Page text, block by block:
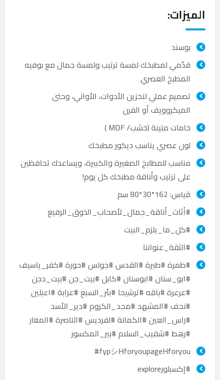
الميزات:
بوسند
قدّمي لمطبخك لمسة ترتيب ولمسة جمال مع بوفيه
المطبخ العصري
تصميم عملي لتخزين الأدوات، الأواني، وحتى
الميكروويف أو الفرن
خامات متينة (خشب/ MDF )
لون عصري يناسب ديكور مطبخك
مناسب للمطابخ الصغيرة والكبيرة، ويساعدك تحافظين
على ترتيب وأناقة مطبخك كل يوم!
قياس: 162*30*80 سم
#أثاث_أناقة_جمال_لأصحاب_الذوق_الرفيع
#كل_ما_يلزم_البيت
#الثقة_عنواننا
#طمرة #طيرة #القدس #جولس #حورة #كفر_ياسيف
#ابو_سنان #ابوسنان #كابل #بيت_جن #بيت_دجن
#عرعرة #باقه #ترشيحا #بئر_السبع #عرابة #اعبلين
#نحف #المشهد #مجد_الكروم #دير_الأسد
#راس_العين #الكمانة #لفرديس #الناصرة #المغار
#رهط #شقيب_السلام #بير_المكسور
fypシHforyoupageHforyou#
#إكسبلورexplore